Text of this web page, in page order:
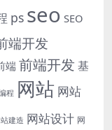
ps seo SEO
端开发
端 前端开发 基
程 网站 网站
建造 网站设计 网